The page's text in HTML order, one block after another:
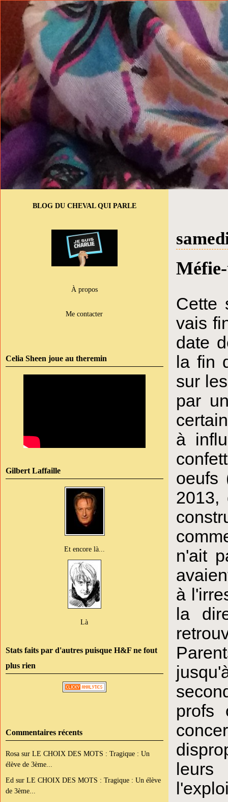
BLOG DU CHEVAL QUI PARLE
À propos
Me contacter
Celia Sheen joue au theremin
Gilbert Laffaille
Et encore là...
Là
Stats faits par d'autres puisque H&F ne fout
plus rien
Commentaires récents
Rosa sur LE CHOIX DES MOTS : Tragique : Un
élève de 3ème...
Ed sur LE CHOIX DES MOTS : Tragique : Un élève
de 3ème...
Cette
vais
date
la fin
sur
par
à
oeufs
2013,
n'ait
à
la
profs